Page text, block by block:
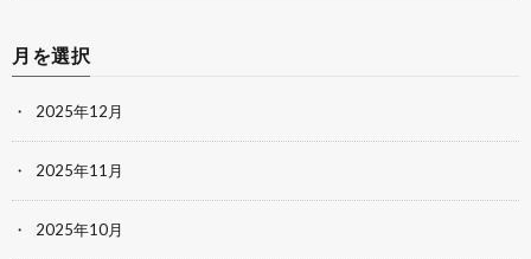
月を選択
2025年12月
2025年11月
2025年10月